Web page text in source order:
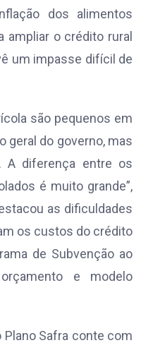
dos alimentos
ampliar o crédito rural
um impasse difícil de
são pequenos em
geral do governo, mas
A diferença entre os
é muito grande”,
as dificuldades
os custos do crédito
de Subvenção ao
e modelo
Safra conte com